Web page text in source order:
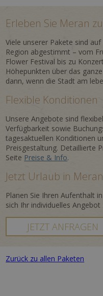
Erleben Sie Meran
Viele unserer Pakete sind
Region abgestimmt – vom
Flower Festival bis zu
Höhepunkten über das
dann, wenn die Stadt am
Flexible Konditionen
Unsere Angebote sind
Verfügbarkeit sowie
tagesaktuellen Konditionen
Preisgestaltung. Detaillierte
Seite Preise & Info.
Jetzt Urlaub in
Planen Sie Ihren Aufenthalt
sich Ihr individuelles
JETZT ANFRAGEN
Zurück zu allen Paketen